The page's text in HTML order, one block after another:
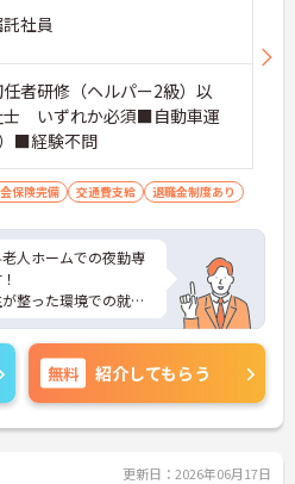
社員
者研修（ヘルパー2級）以
士 いずれか必須■自動車運
■経験不問
保険完備 交通費支給 退職金制度あり
人ホームでの夜勤専
整った環境での就業
えいたしますので、
。
無料 紹介してもらう
更新日：2026年06月17日